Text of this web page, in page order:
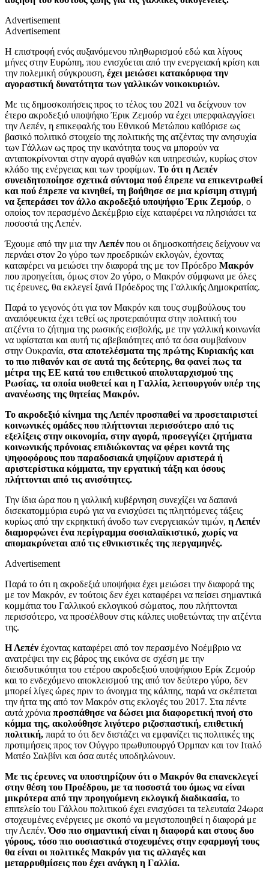
Advertisement
Advertisement
Η επιστροφή ενός αυξανόμενου πληθωρισμού εδώ και λίγους
μήνες στην Ευρώπη, που ενισχύεται από την ενεργειακή κρίση και
την πολεμική σύγκρουση, έχει μειώσει κατακόρυφα την
αγοραστική δυνατότητα των γαλλικών νοικοκυριών.
Με τις δημοσκοπήσεις προς το τέλος του 2021 να δείχνουν τον
έτερο ακροδεξιό υποψήφιο Έρικ Ζεμούρ να έχει υπερφαλαγγίσει
την Λεπέν, η επικεφαλής του Εθνικού Μετώπου καθόρισε ως
βασικό πολιτικό στοιχείο της πολιτικής της ατζέντας την ανησυχία
των Γάλλων ως προς την ικανότητα τους να μπορούν να
ανταποκρίνονται στην αγορά αγαθών και υπηρεσιών, κυρίως στον
κλάδο της ενέργειας και των τροφίμων. Το ότι η Λεπέν
συνειδητοποίησε σχετικά σύντομα πού έπρεπε να επικεντρωθεί
και πού έπρεπε να κινηθεί, τη βοήθησε σε μια κρίσιμη στιγμή
να ξεπεράσει τον άλλο ακροδεξιό υποψήφιο Έρικ Ζεμούρ, ο
οποίος τον περασμένο Δεκέμβριο είχε καταφέρει να πλησιάσει τα
ποσοστά της Λεπέν.
Έχουμε από την μια την Λεπέν που οι δημοσκοπήσεις δείχνουν να
περνάει στον 2ο γύρο των προεδρικών εκλογών, έχοντας
καταφέρει να μειώσει την διαφορά της με τον Πρόεδρο Μακρόν
που προηγείται, όμως στον 2ο γύρο, ο Μακρόν σύμφωνα με όλες
τις έρευνες, θα εκλεγεί ξανά Πρόεδρος της Γαλλικής Δημοκρατίας.
Παρά το γεγονός ότι για τον Μακρόν και τους συμβούλους του
αναπόφευκτα έχει τεθεί ως προτεραιότητα στην πολιτική του
ατζέντα το ζήτημα της ρωσικής εισβολής, με την γαλλική κοινωνία
να υφίσταται και αυτή τις αβεβαιότητες από τα όσα συμβαίνουν
στην Ουκρανία, στα αποτελέσματα της πρώτης Κυριακής και
το πιο πιθανόν και σε αυτά της δεύτερης, θα φανεί πως τα
μέτρα της ΕΕ κατά του επιθετικού απολυταρχισμού της
Ρωσίας, τα οποία υιοθετεί και η Γαλλία, λειτουργούν υπέρ της
ανανέωσης της θητείας Μακρόν.
Το ακροδεξιό κίνημα της Λεπέν προσπαθεί να προσεταιριστεί
κοινωνικές ομάδες που πλήττονται περισσότερο από τις
εξελίξεις στην οικονομία, στην αγορά, προσεγγίζει ζητήματα
κοινωνικής πρόνοιας επιδιώκοντας να φέρει κοντά της
ψηφοφόρους που παραδοσιακά ψηφίζουν αριστερά ή
αριστερίστικα κόμματα, την εργατική τάξη και όσους
πλήττονται από τις ανισότητες.
Την ίδια ώρα που η γαλλική κυβέρνηση συνεχίζει να δαπανά
δισεκατομμύρια ευρώ για να ενισχύσει τις πληττόμενες τάξεις
κυρίως από την εκρηκτική άνοδο των ενεργειακών τιμών, η Λεπέν
διαμορφώνει ένα περίγραμμα σοσιαλαϊκιστικό, χωρίς να
απομακρύνεται από τις εθνικιστικές της περγαμηνές.
Advertisement
Παρά το ότι η ακροδεξιά υποψήφια έχει μειώσει την διαφορά της
με τον Μακρόν, εν τούτοις δεν έχει καταφέρει να πείσει σημαντικά
κομμάτια του Γαλλικού εκλογικού σώματος, που πλήττονται
περισσότερο, να προσέλθουν στις κάλπες υιοθετώντας την ατζέντα
της.
Η Λεπέν έχοντας καταφέρει από τον περασμένο Νοέμβριο να
ανατρέψει την εις βάρος της εικόνα σε σχέση με την
διεισδυτικότητα του ετέρου ακροδεξιού υποψήφιου Ερίκ Ζεμούρ
και το ενδεχόμενο αποκλεισμού της από τον δεύτερο γύρο, δεν
μπορεί λίγες ώρες πριν το άνοιγμα της κάλπης, παρά να σκέπτεται
την ήττα της από τον Μακρόν στις εκλογές του 2017. Στα πέντε
αυτά χρόνια προσπάθησε να δώσει μια διαφορετική πνοή στο
κόμμα της, ακολούθησε λιγότερο ριζοσπαστική, επιθετική
πολιτική, παρά το ότι δεν διστάζει να εμφανίζει τις πολιτικές της
προτιμήσεις προς τον Ούγγρο πρωθυπουργό Όρμπαν και τον Ιταλό
Ματέο Σαλβίνι και όσα αυτές υποδηλώνουν.
Με τις έρευνες να υποστηρίζουν ότι ο Μακρόν θα επανεκλεγεί
στην θέση του Προέδρου, με τα ποσοστά του όμως να είναι
μικρότερα από την προηγούμενη εκλογική διαδικασία, το
επιτελείο του Γάλλου πολιτικού έχει ενισχύσει τα τελευταία 24ωρα
στοχευμένες ενέργειες με σκοπό να μεγιστοποιηθεί η διαφορά με
την Λεπέν.Όσο πιο σημαντική είναι η διαφορά και στους δυο
γύρους, τόσο πιο ουσιαστικά στοχευμένες στην εφαρμογή τους
θα είναι οι πολιτικές Μακρόν για τις αλλαγές και
μεταρρυθμίσεις που έχει ανάγκη η Γαλλία.